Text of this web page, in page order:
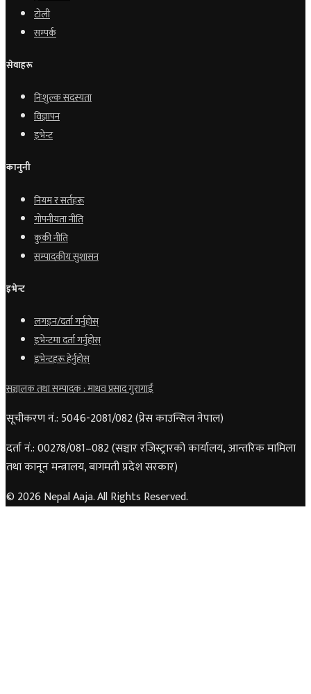
टोली
सम्पर्क
सेवाहरू
निःशुल्क सदस्यता
विज्ञापन
इभेन्ट
कानुनी
नियम र सर्तहरू
गोपनीयता नीति
कुकी नीति
सम्पादकीय सुशासन
इभेन्ट
लगइन/दर्ता गर्नुहोस्
इभेन्टमा दर्ता गर्नुहोस्
इभेन्टहरू हेर्नुहोस्
सञ्चालक तथा सम्पादक : माधव प्रसाद गुरागाईं
सूचीकरण नं.: 5046-2081/082 (प्रेस काउन्सिल नेपाल)
दर्ता नं.: 00278/081–082 (सञ्चार रजिस्ट्रारको कार्यालय, आन्तरिक मामिला
तथा कानून मन्त्रालय, बागमती प्रदेश सरकार)
© 2026 Nepal Aaja. All Rights Reserved.